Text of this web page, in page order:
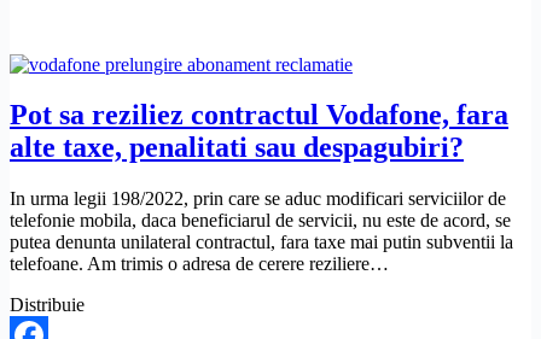
imi
taxa
de
despagubire.
pot
sa
fac?
Pot sa reziliez contractul Vodafone, fara
alte taxe, penalitati sau despagubiri?
In urma legii 198/2022, prin care se aduc modificari serviciilor de
telefonie mobila, daca beneficiarul de servicii, nu este de acord, se
putea denunta unilateral contractul, fara taxe mai putin subventii la
telefoane. Am trimis o adresa de cerere reziliere…
Distribuie